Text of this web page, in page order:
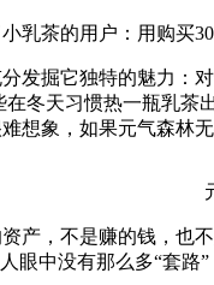
茶的用户：用购买
掘它独特的魅力：对
冬天习惯热一瓶乳
象，如果元气森林
元
，不是赚的钱，也不
眼中没有那么多“套